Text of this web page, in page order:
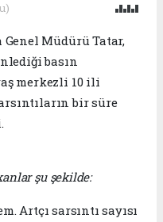
Genel Müdürü Tatar,
basın
merkezli 10 ili
bir süre
şu şekilde:
Artçı sarsıntı sayısı